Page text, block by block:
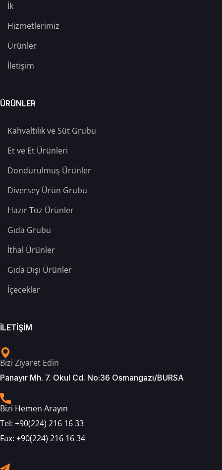
İk
Hizmetlerimiz
Ürünler
İletişim
ÜRÜNLER
Kahvaltılık ve Süt Grubu
Et ve Et Ürünleri
Dondurulmuş Ürünler
Diversey Ürün Grubu
Hazır Toz Ürünler
Gıda Grubu
İthal Ürünler
Gıda Dışı Ürünler
İçecekler
İLETİŞİM
Bizi Ziyaret Edin
Panayır Mh. 7. Okul Cd. No:36 Osmangazi/BURSA
Bizi Hemen Arayın
Tel: +90(224) 216 16 33
Fax: +90(224) 216 16 34